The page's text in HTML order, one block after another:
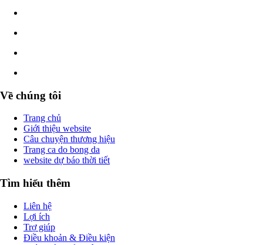
Về chúng tôi
Trang chủ
Giới thiệu website
Câu chuyện thương hiệu
Trang ca do bong da
website dự báo thời tiết
Tìm hiểu thêm
Liên hệ
Lợi ích
Trợ giúp
Điều khoản & Điều kiện